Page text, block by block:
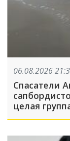
06.08.2026
Спасатели
целая